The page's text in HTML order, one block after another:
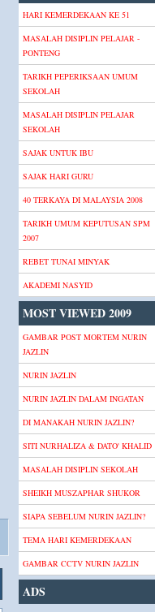
HARI KEMERDEKAAN KE 51
MASALAH DISIPLIN PELAJAR -
PONTENG
TARIKH PEPERIKSAAN UMUM
SEKOLAH
MASALAH DISIPLIN PELAJAR
SEKOLAH
SAJAK UNTUK IBU
SAJAK HARI GURU
40 TERKAYA DI MALAYSIA 2008
TARIKH UMUM KEPUTUSAN SPM
2007
REBET TUNAI MINYAK
AKADEMI NASYID
MOST VIEWED 2009
GAMBAR POST MORTEM NURIN
JAZLIN
NURIN JAZLIN
NURIN JAZLIN DALAM INGATAN
DI MANAKAH NURIN JAZLIN?
SITI NURHALIZA & DATO' KHALID
MASALAH DISIPLIN SEKOLAH
SHEIKH MUSZAPHAR SHUKOR
SIAPA SEBELUM NURIN JAZLIN?
TEMA HARI KEMERDEKAAN
GAMBAR CCTV NURIN JAZLIN
ADS